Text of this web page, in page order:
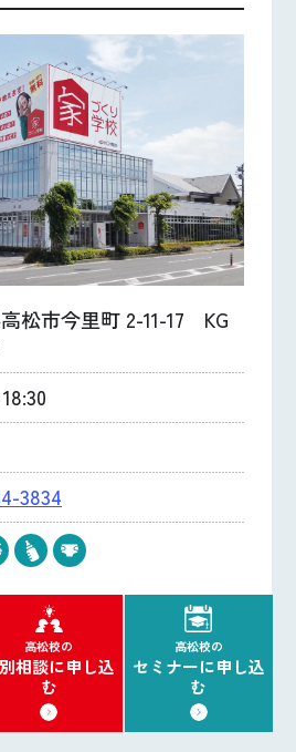
松市今里町 2-11-17 KG
3834
高松校の
相談に申し込
む
高松校の
セミナーに申し込
む